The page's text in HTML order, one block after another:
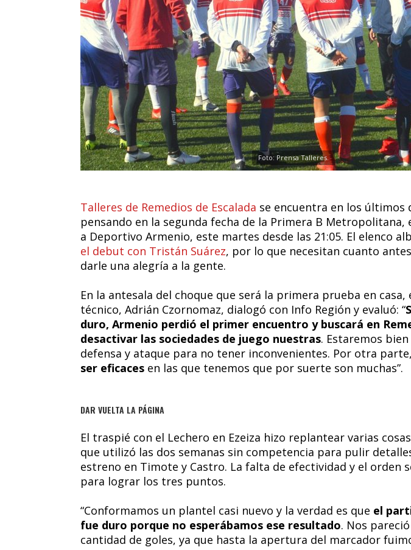
Foto: Prensa Talleres.
Talleres de Remedios de Escalada se encuentra en los últimos
pensando en la segunda fecha de la Primera B Metropolitana,
a Deportivo Armenio, este martes desde las 21:05. El elenco
el debut con Tristán Suárez, por lo que necesitan cuanto
darle una alegría a la gente.
En la antesala del choque que será la primera prueba en
técnico, Adrián Czornomaz, dialogó con Info Región y evaluó: “
duro, Armenio perdió el primer encuentro y buscará en
desactivar las sociedades de juego nuestras. Estaremos
defensa y ataque para no tener inconvenientes. Por otra parte,
ser eficaces en las que tenemos que por suerte son muchas”.
DAR VUELTA LA PÁGINA
El traspié con el Lechero en Ezeiza hizo replantear varias
que utilizó las dos semanas sin competencia para pulir
estreno en Timote y Castro. La falta de efectividad y el orden
para lograr los tres puntos.
“Conformamos un plantel casi nuevo y la verdad es que el
fue duro porque no esperábamos ese resultado. Nos
cantidad de goles, ya que hasta la apertura del marcador